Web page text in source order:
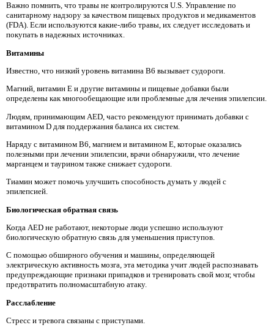
Важно помнить, что травы не контролируются U.S. Управление по
санитарному надзору за качеством пищевых продуктов и медикаментов
(FDA). Если используются какие-либо травы, их следует исследовать и
покупать в надежных источниках.
Витамины
Известно, что низкий уровень витамина B6 вызывает судороги.
Магний, витамин Е и другие витамины и пищевые добавки были
определены как многообещающие или проблемные для лечения эпилепсии.
Людям, принимающим AED, часто рекомендуют принимать добавки с
витамином D для поддержания баланса их систем.
Наряду с витамином B6, магнием и витамином E, которые оказались
полезными при лечении эпилепсии, врачи обнаружили, что лечение
марганцем и таурином также снижает судороги.
Тиамин может помочь улучшить способность думать у людей с
эпилепсией.
Биологическая обратная связь
Когда AED не работают, некоторые люди успешно используют
биологическую обратную связь для уменьшения приступов.
С помощью обширного обучения и машины, определяющей
электрическую активность мозга, эта методика учит людей распознавать
предупреждающие признаки припадков и тренировать свой мозг, чтобы
предотвратить полномасштабную атаку.
Расслабление
Стресс и тревога связаны с приступами.